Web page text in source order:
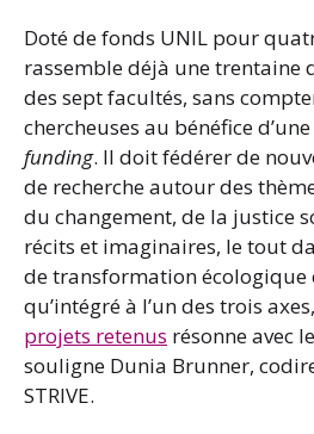
Doté de fonds UNIL pour
rassemble déjà une trentaine
des sept facultés, sans
chercheuses au bénéfice
funding. Il doit fédérer de
de recherche autour des
du changement, de la justice
récits et imaginaires, le tout
de transformation écologique
qu’intégré à l’un des trois
projets retenus résonne avec
souligne Dunia Brunner,
STRIVE.